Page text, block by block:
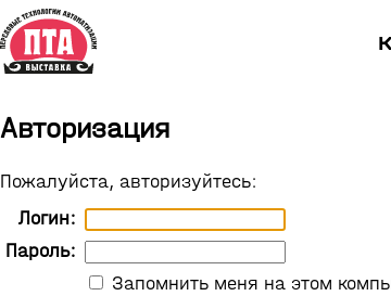
Авторизация
Пожалуйста, авторизуйтесь:
Логин:
Пароль:
Запомнить меня на этом